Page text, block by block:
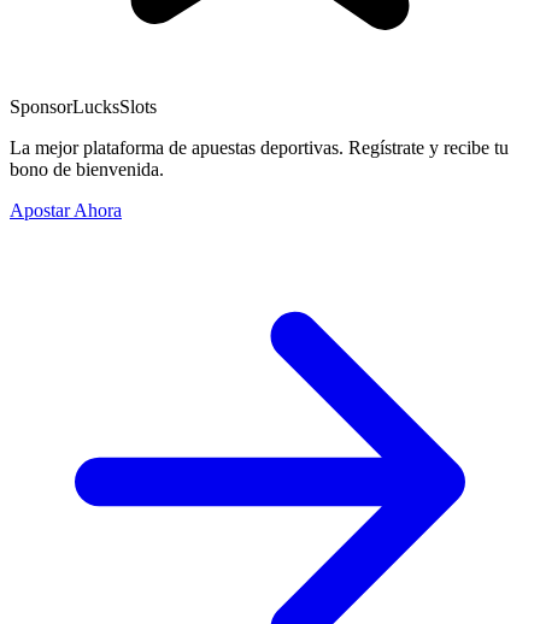
SponsorLucksSlots
La mejor plataforma de apuestas deportivas. Regístrate y recibe tu
bono de bienvenida.
Apostar Ahora